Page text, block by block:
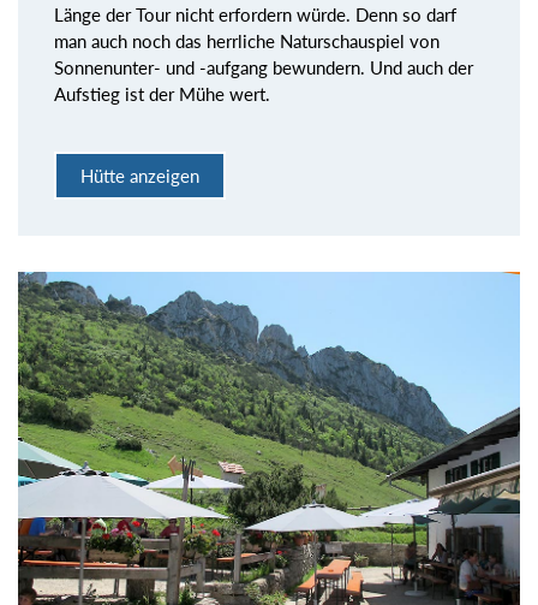
Länge der Tour nicht erfordern würde. Denn so darf
man auch noch das herrliche Naturschauspiel von
Sonnenunter- und -aufgang bewundern. Und auch der
Aufstieg ist der Mühe wert.
Hütte anzeigen